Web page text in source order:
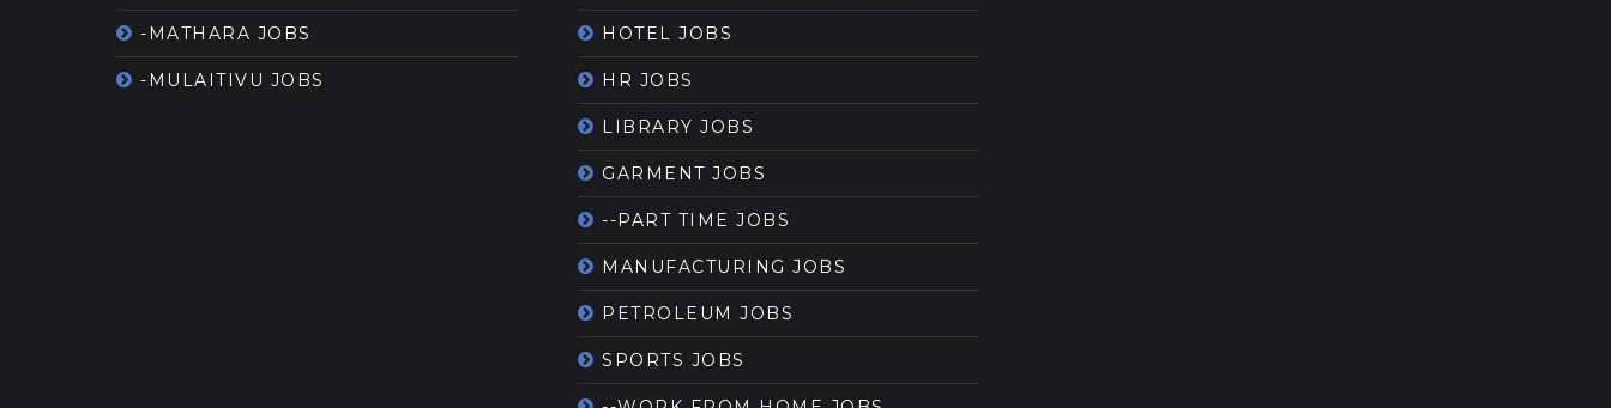
-MATHARA JOBS
-MULAITIVU JOBS
HOTEL JOBS
HR JOBS
LIBRARY JOBS
GARMENT JOBS
--PART TIME JOBS
MANUFACTURING JOBS
PETROLEUM JOBS
SPORTS JOBS